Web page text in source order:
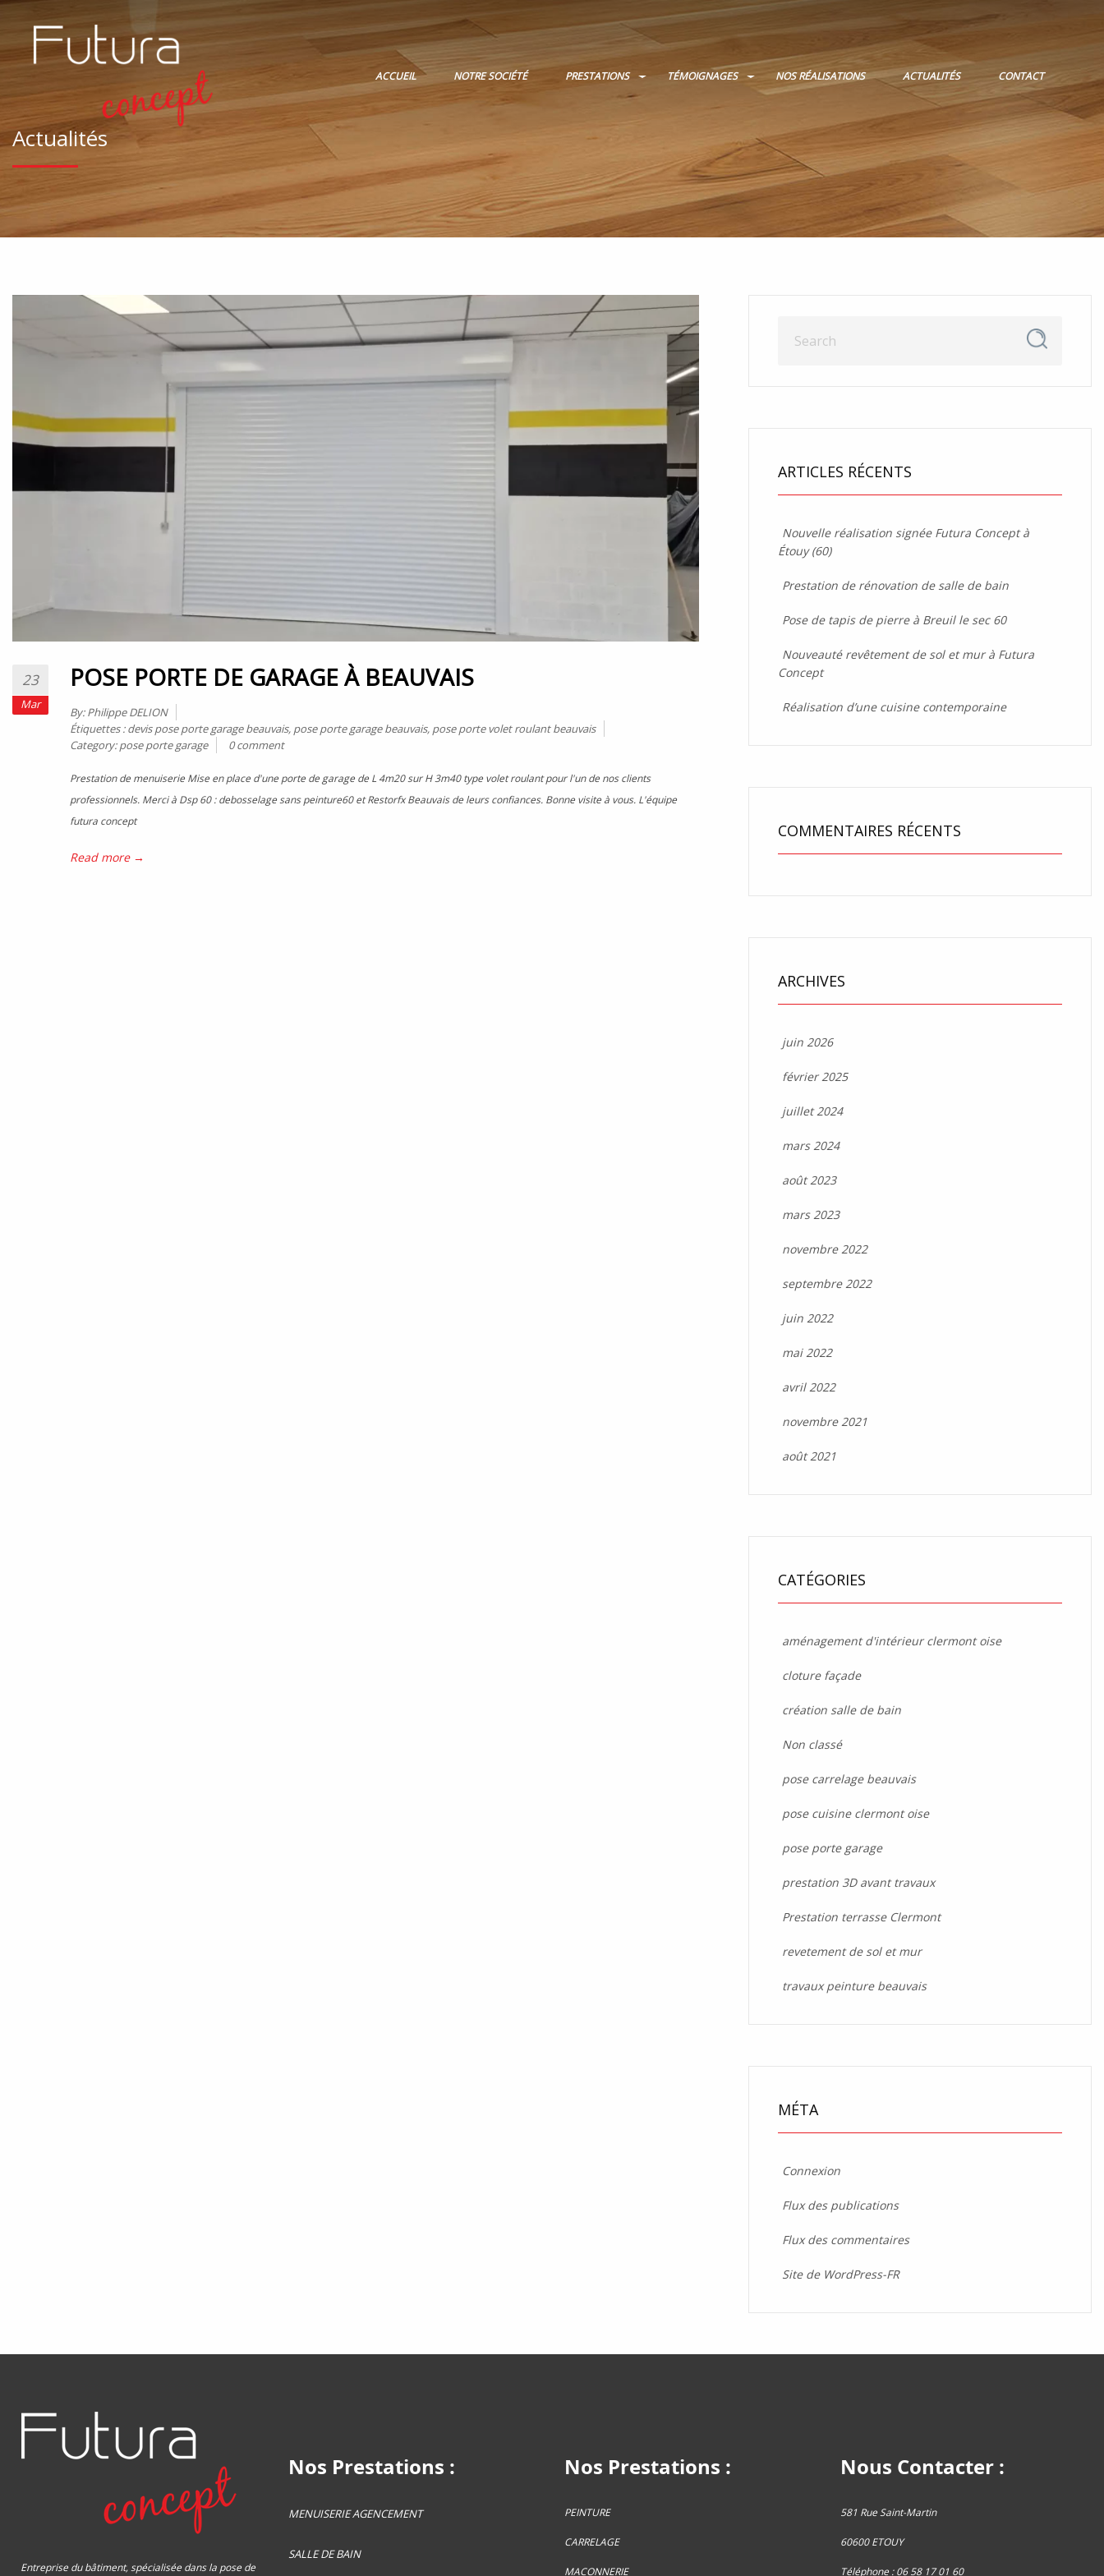
ACCUEIL NOTRE SOCIÉTÉ PRESTATIONS TÉMOIGNAGES NOS RÉALISATIONS ACTUALITÉS CONTACT
Actualités
23
Mar
POSE PORTE DE GARAGE À BEAUVAIS
By:Philippe DELION
Étiquettes :devis pose porte garage beauvais, pose porte garage beauvais, pose porte volet roulant beauvais
Category:pose porte garage 0 comment
Prestation de menuiserie Mise en place d'une porte de garage de L 4m20 sur H 3m40 type volet roulant pour l'un de nos clients
professionnels. Merci à Dsp 60 : debosselage sans peinture60 et Restorfx Beauvais de leurs confiances. Bonne visite à vous. L'équipe
futura concept
Read more →
ARTICLES RÉCENTS
Nouvelle réalisation signée Futura Concept à
Étouy (60)
Prestation de rénovation de salle de bain
Pose de tapis de pierre à Breuil le sec 60
Nouveauté revêtement de sol et mur à Futura
Concept
Réalisation d’une cuisine contemporaine
COMMENTAIRES RÉCENTS
ARCHIVES
juin 2026
février 2025
juillet 2024
mars 2024
août 2023
mars 2023
novembre 2022
septembre 2022
juin 2022
mai 2022
avril 2022
novembre 2021
août 2021
CATÉGORIES
aménagement d'intérieur clermont oise
cloture façade
création salle de bain
Non classé
pose carrelage beauvais
pose cuisine clermont oise
pose porte garage
prestation 3D avant travaux
Prestation terrasse Clermont
revetement de sol et mur
travaux peinture beauvais
MÉTA
Connexion
Flux des publications
Flux des commentaires
Site de WordPress-FR
Entreprise du bâtiment, spécialisée dans la pose de
Nos Prestations :
MENUISERIE AGENCEMENT
SALLE DE BAIN
Nos Prestations :
PEINTURE
CARRELAGE
MACONNERIE
Nous Contacter :
581 Rue Saint-Martin
60600 ETOUY
Téléphone : 06 58 17 01 60